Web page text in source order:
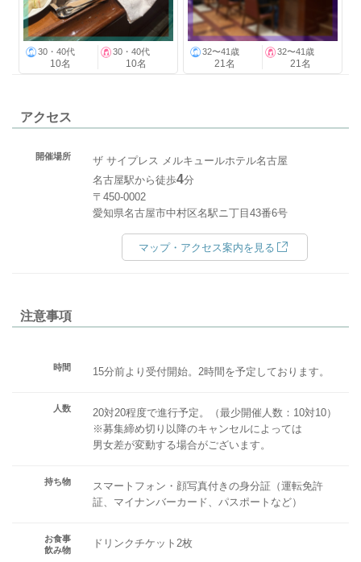
30・40代
10名
30・40代
10名
32〜41歳
21名
32〜41歳
21名
アクセス
開催場所
ザ サイプレス メルキュールホテル名古屋
名古屋駅から徒歩4分
〒450-0002
愛知県名古屋市中村区名駅ニ丁目43番6号
マップ・アクセス案内を見る
注意事項
時間 15分前より受付開始。2時間を予定しております。
人数
20対20程度で進行予定。（最少開催人数：10対10）
※募集締め切り以降のキャンセルによっては
男女差が変動する場合がございます。
持ち物
スマートフォン・顔写真付きの身分証（運転免許
証、マイナンバーカード、パスポートなど）
お食事
飲み物
ドリンクチケット2枚